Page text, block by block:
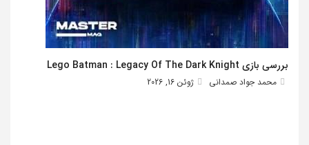
بررسی بازی Lego Batman : Legacy Of The Dark Knight
محمد جواد صمدانی ژوئن 16, 2026